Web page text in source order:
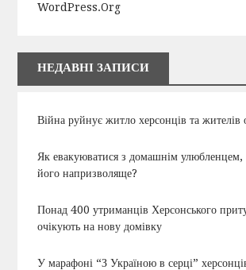
WordPress.org
НЕДАВНІ ЗАПИСИ
Війна руйнує житло херсонців та жителів
Як евакуюватися з домашнім
його напризволяще?
Понад 400 утриманців Херсонського
очікують на нову домівку
У марафоні “З Україною в серці”